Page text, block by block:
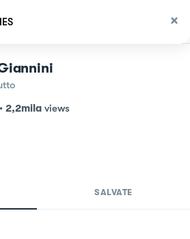
• 2,2mila views
SALVATE